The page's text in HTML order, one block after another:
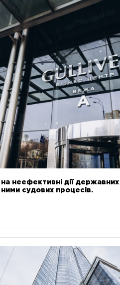
неефективні дії
ними судових процесів.